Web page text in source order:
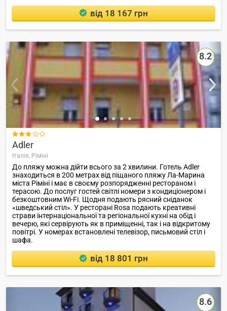
від 18 167 грн
8.2

Adler
Італія, Ріміні
До пляжу можна дійти всього за 2 хвилини. Готель Adler
знаходиться в 200 метрах від піщаного пляжу Ла-Марина
міста Ріміні і має в своєму розпорядженні рестораном і
терасою. До послуг гостей світлі номери з кондиціонером і
безкоштовним Wi-Fi. Щодня подають рясний сніданок
«шведський стіл». У ресторані Rosa подають креативні
страви інтернаціональної та регіональної кухні на обід і
вечерю, які сервірують як в приміщенні, так і на відкритому
повітрі. У номерах встановлені телевізор, письмовий стіл і
шафа.
від 18 801 грн
8.6